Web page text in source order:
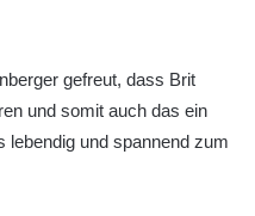
gefreut, dass Brit
und somit auch das ein
lebendig und spannend zum